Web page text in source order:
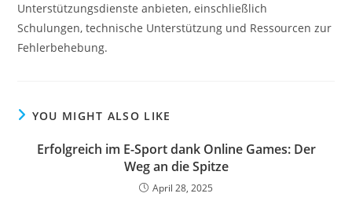
Unterstützungsdienste anbieten, einschließlich
Schulungen, technische Unterstützung und Ressourcen zur
Fehlerbehebung.
YOU MIGHT ALSO LIKE
Erfolgreich im E-Sport dank Online Games: Der
Weg an die Spitze
April 28, 2025